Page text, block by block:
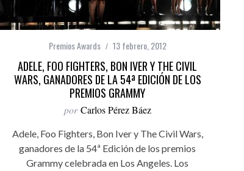
Premios Awards 13 febrero, 2012
ADELE, FOO FIGHTERS, BON IVER Y THE CIVIL
WARS, GANADORES DE LA 54ª EDICIÓN DE LOS
PREMIOS GRAMMY
por Carlos Pérez Báez
Adele, Foo Fighters, Bon Iver y The Civil Wars,
ganadores de la 54ª Edición de los premios
Grammy celebrada en Los Angeles. Los